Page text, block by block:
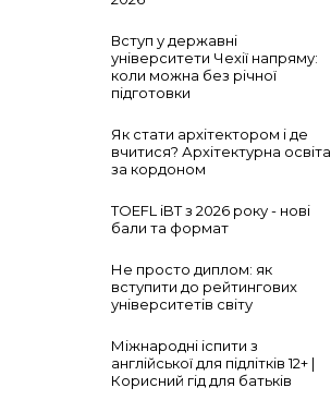
Вступ у державні
університети Чехії напряму:
коли можна без річної
підготовки
Як стати архітектором і де
вчитися? Архітектурна освіта
за кордоном
TOEFL iBT з 2026 року - нові
бали та формат
Не просто диплом: як
вступити до рейтингових
університетів світу
Міжнародні іспити з
англійської для підлітків 12+ |
Корисний гід для батьків